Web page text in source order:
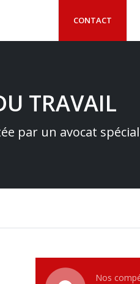
CONTACT
TRAVAIL
par un avocat
Nos